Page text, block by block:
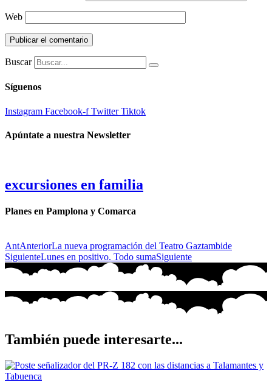
Web
Buscar
Síguenos
Instagram Facebook-f Twitter Tiktok
Apúntate a nuestra Newsletter
excursiones en familia
Planes en Pamplona y Comarca
AntAnteriorLa nueva programación del Teatro Gaztambide
SiguienteLunes en positivo. Todo sumaSiguiente
También puede interesarte...